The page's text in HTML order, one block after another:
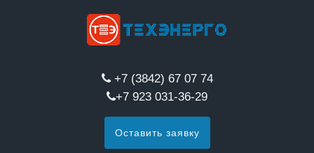
+7 (3842) 67 07 74
+7 923 031-36-29
Оставить заявку